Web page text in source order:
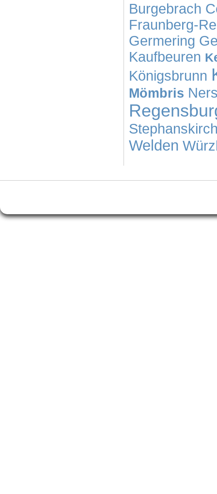
Burgebrach
Fraunberg-
Germering
Kaufbeuren
Königsbrunn
Mömbris
Welden